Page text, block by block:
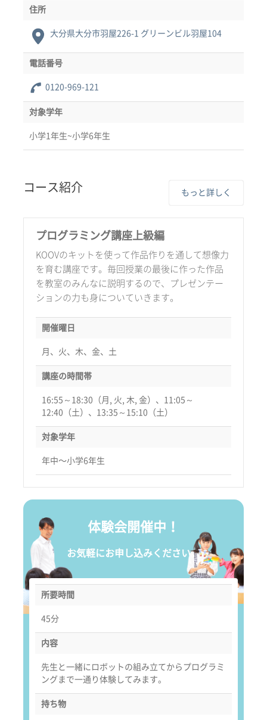
住所
大分県大分市羽屋226-1 グリーンビル羽屋104
電話番号
0120-969-121
対象学年
小学1年生~小学6年生
コース紹介 もっと詳しく
プログラミング講座上級編
KOOVのキットを使って作品作りを通して想像力
を育む講座です。毎回授業の最後に作った作品
を教室のみんなに説明するので、プレゼンテー
ションの力も身についていきます。
開催曜日
月、火、木、金、土
講座の時間帯
16:55～18:30（月, 火, 木, 金）、11:05～
12:40（土）、13:35～15:10（土）
対象学年
年中〜小学6年生
体験会開催中！
お気軽にお申し込みください。
所要時間
45分
内容
先生と一緒にロボットの組み立てからプログラミ
ングまで一通り体験してみます。
持ち物